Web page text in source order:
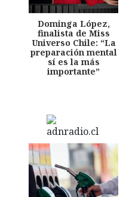
Dominga López,
finalista de Miss
Universo Chile: “La
preparación mental
sí es la más
importante”